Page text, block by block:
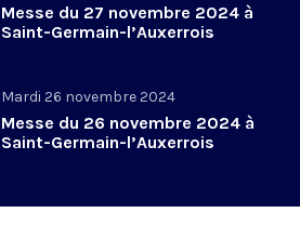
Messe du 27 novembre 2024 à
Saint-Germain-l’Auxerrois
Mardi 26 novembre 2024
Messe du 26 novembre 2024 à
Saint-Germain-l’Auxerrois